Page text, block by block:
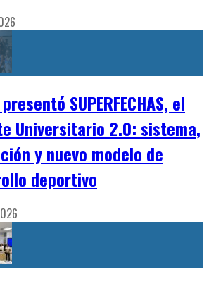
SUPERFECHAS, el
Universitario 2.0: sistema,
y nuevo modelo de
deportivo